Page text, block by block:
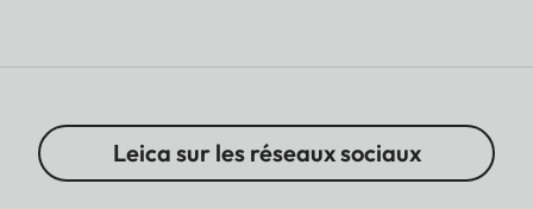
Leica sur les réseaux sociaux